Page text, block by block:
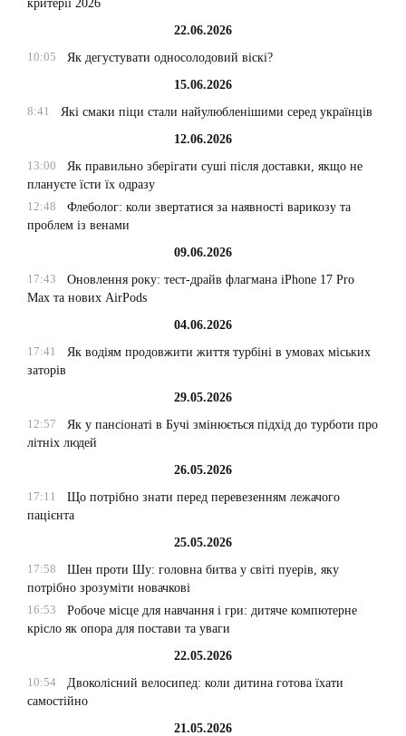
критерії 2026
22.06.2026
10:05
Як дегустувати односолодовий віскі?
15.06.2026
8:41
Які смаки піци стали найулюбленішими серед українців
12.06.2026
13:00
Як правильно зберігати суші після доставки, якщо не
плануєте їсти їх одразу
12:48
Флеболог: коли звертатися за наявності варикозу та
проблем із венами
09.06.2026
17:43
Оновлення року: тест-драйв флагмана iPhone 17 Pro
Max та нових AirPods
04.06.2026
17:41
Як водіям продовжити життя турбіні в умовах міських
заторів
29.05.2026
12:57
Як у пансіонаті в Бучі змінюється підхід до турботи про
літніх людей
26.05.2026
17:11
Що потрібно знати перед перевезенням лежачого
пацієнта
25.05.2026
17:58
Шен проти Шу: головна битва у світі пуерів, яку
потрібно зрозуміти новачкові
16:53
Робоче місце для навчання і гри: дитяче компютерне
крісло як опора для постави та уваги
22.05.2026
10:54
Двоколісний велосипед: коли дитина готова їхати
самостійно
21.05.2026